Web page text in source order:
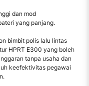
dan mod
yang panjang.
bimbit polis lalu lintas
HPRT E300 yang boleh
tanpa usaha dan
keefektivitas pegawai